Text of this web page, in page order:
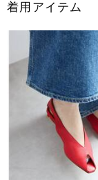
着用アイテム